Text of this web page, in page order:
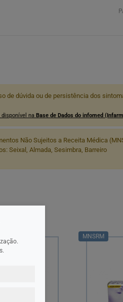
de dúvida ou de persistência dos
na Base de Dados do infomed
Não Sujeitos a Receita Médica
Seixal, Almada, Sesimbra, Barreiro
MNSRM